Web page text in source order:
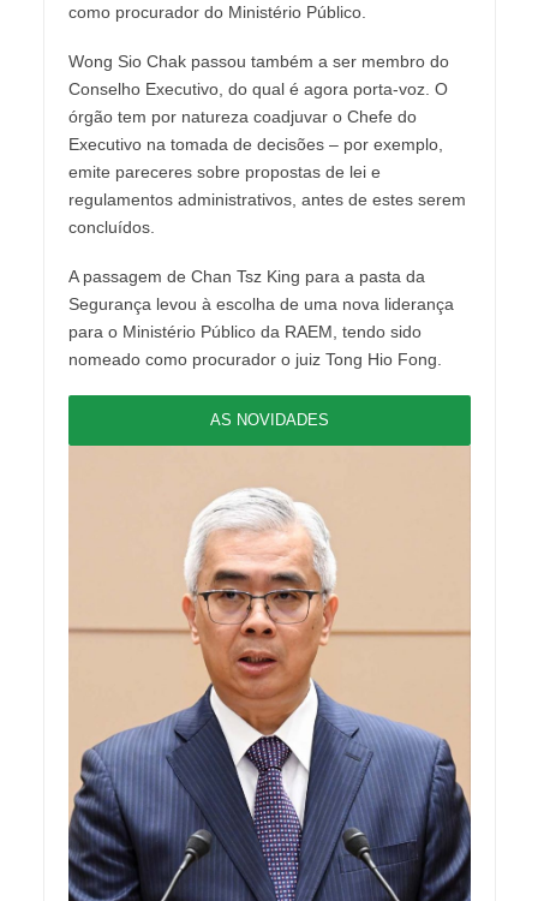
como procurador do Ministério Público.
Wong Sio Chak passou também a ser membro do
Conselho Executivo, do qual é agora porta-voz. O
órgão tem por natureza coadjuvar o Chefe do
Executivo na tomada de decisões – por exemplo,
emite pareceres sobre propostas de lei e
regulamentos administrativos, antes de estes serem
concluídos.
A passagem de Chan Tsz King para a pasta da
Segurança levou à escolha de uma nova liderança
para o Ministério Público da RAEM, tendo sido
nomeado como procurador o juiz Tong Hio Fong.
AS NOVIDADES